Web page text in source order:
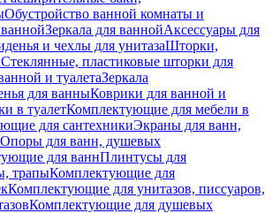
Обустройство ванной комнаты и
Зеркала для ваннойАксессуары для
и чехлы для унитазаШторки,
Стеклянные, пластиковые шторки для
и туалетаЗеркала
для ванныКоврики для ванной и
в туалетКомплектующие для мебели в
для сантехникиЭкраны для ванн,
Опоры для ванн, душевых
для ваннПлинтусы для
трапыКомплектующие для
Комплектующие для унитазов, писсуаров,
Комплектующие для душевых